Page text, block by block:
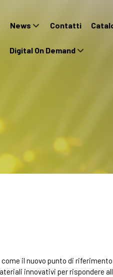
News Contatti
Digital On Demand
il nuovo punto di
innovativi per rispondere